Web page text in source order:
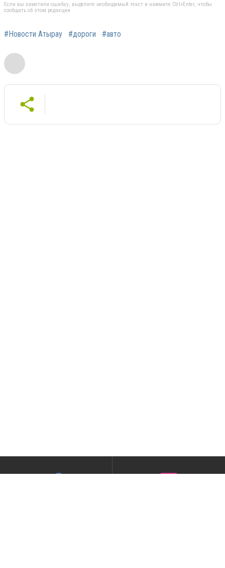
Если вы заметили ошибку, выделите необходимый текст и нажмите Ctrl+Enter, чтобы
сообщить об этом редакции
#Новости Атырау #дороги #авто